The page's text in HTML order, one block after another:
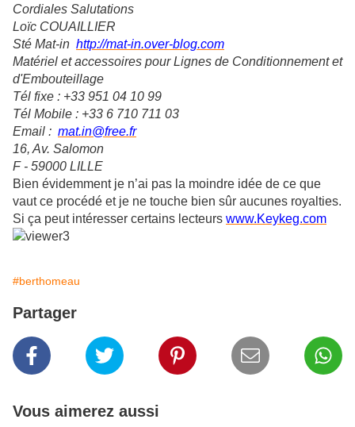
Cordiales Salutations
Loïc COUAILLIER
Sté Mat-in http://mat-in.over-blog.com
Matériel et accessoires pour Lignes de Conditionnement et
d'Embouteillage
Tél fixe : +33 951 04 10 99
Tél Mobile : +33 6 710 711 03
Email : mat.in@free.fr
16, Av. Salomon
F - 59000 LILLE
Bien évidemment je n’ai pas la moindre idée de ce que
vaut ce procédé et je ne touche bien sûr aucunes royalties.
Si ça peut intéresser certains lecteurs www.Keykeg.com
#berthomeau
Partager
Vous aimerez aussi